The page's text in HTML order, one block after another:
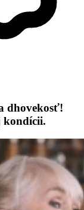
dhovekosť!
kondícii.